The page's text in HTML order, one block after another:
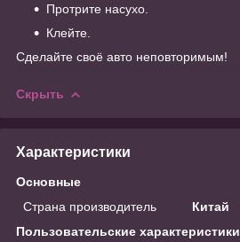
Протрите насухо.
Клейте.
Сделайте своё авто неповторимым!
Скрыть
Характеристики
Основные
Страна производитель
Китай
Пользовательские характеристики